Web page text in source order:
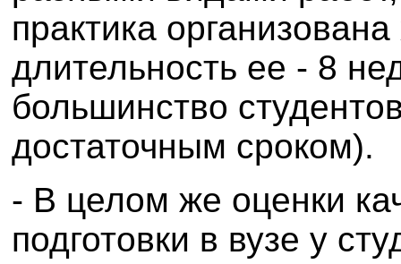
практика
длительность ее - 8
большинство
достаточным сроком).
- В целом же оценки
подготовки в вузе у